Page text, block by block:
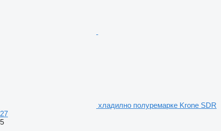
хладилно полуремарке Krone SDR
27
5